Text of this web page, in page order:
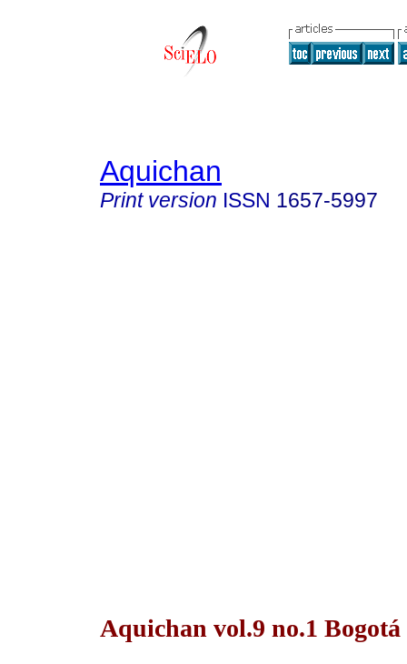
Aquichan
Print version ISSN 1657-5997
Aquichan vol.9 no.1 Bogotá